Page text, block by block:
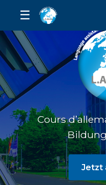
☰
Cours
Jetzt